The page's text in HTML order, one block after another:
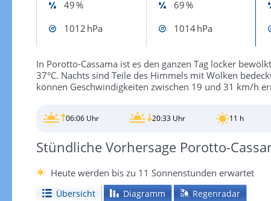
49 %
69 %
1012 hPa
1014 hPa
In Porotto-Cassama ist es den ganzen Tag locker
37°C. Nachts sind Teile des Himmels mit Wolken
können Geschwindigkeiten zwischen 19 und 31 km/h
06:06 Uhr 20:33 Uhr 11 h
Stündliche Vorhersage Porotto-
Heute werden bis zu 11 Sonnenstunden erwartet
Übersicht Diagramm Regenradar